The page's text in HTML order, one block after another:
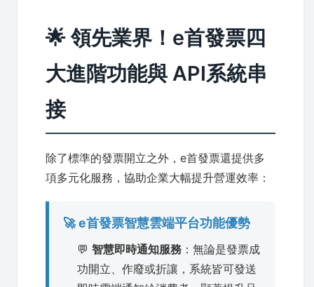
🌟 領先業界！e首發票四
大進階功能與 API系統串
接
除了標準的發票開立之外，e首發票還提供多
項多元化服務，協助企業大幅提升營運效率：
🚀 e首發票智慧雲端平台功能優勢
💬 智慧即時通知服務 ：無論是發票成
功開立、作廢或折讓，系統皆可發送